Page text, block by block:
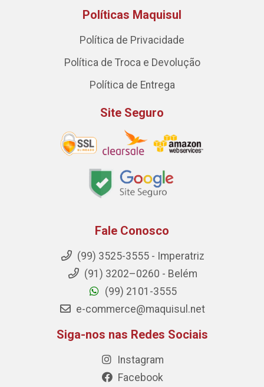
Políticas Maquisul
Política de Privacidade
Política de Troca e Devolução
Política de Entrega
Site Seguro
Fale Conosco
(99) 3525-3555 - Imperatriz
(91) 3202–0260 - Belém
(99) 2101-3555
e-commerce@maquisul.net
Siga-nos nas Redes Sociais
Instagram
Facebook